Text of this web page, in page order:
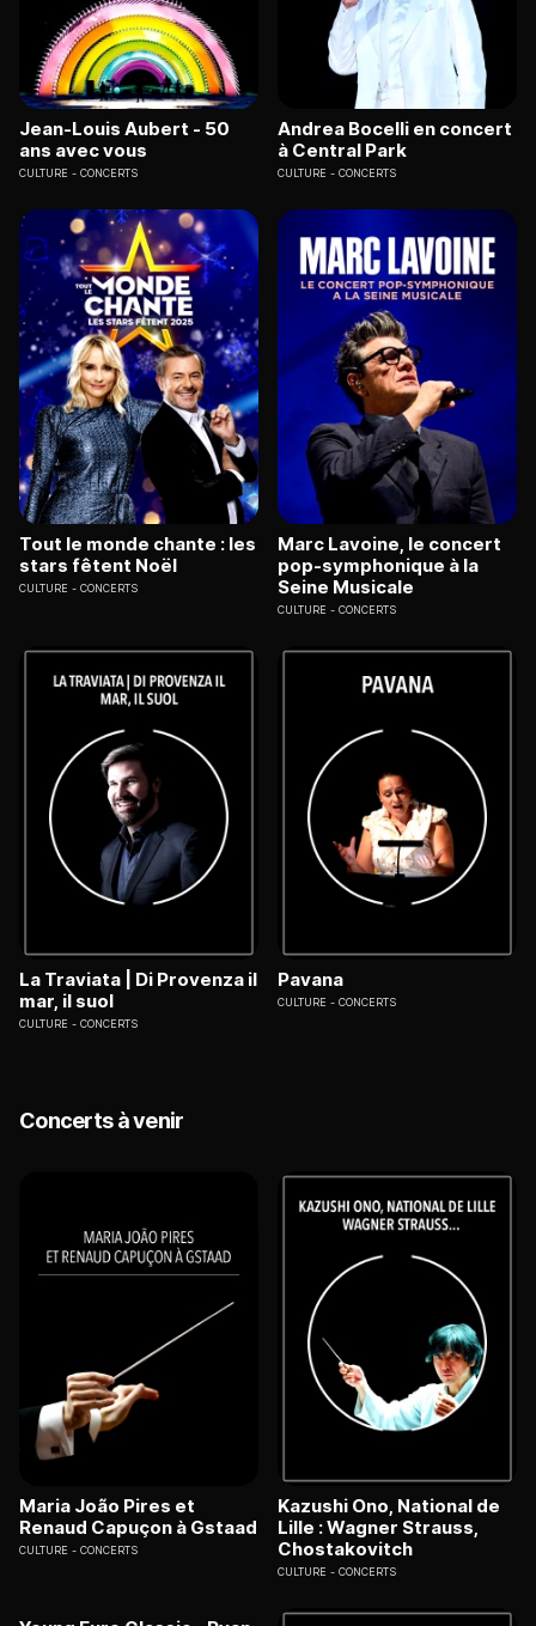
Jean-Louis Aubert - 50
ans avec vous
CULTURE CONCERTS
Andrea Bocelli en concert
à Central Park
CULTURE CONCERTS
Tout le monde chante : les
stars fêtent Noël
CULTURE CONCERTS
Marc Lavoine, le concert
pop-symphonique à la
Seine Musicale
CULTURE CONCERTS
La Traviata | Di Provenza il
mar, il suol
CULTURE CONCERTS
Pavana
CULTURE CONCERTS
Concerts à venir
Maria João Pires et
Renaud Capuçon à Gstaad
CULTURE CONCERTS
Kazushi Ono, National de
Lille : Wagner Strauss,
Chostakovitch
CULTURE CONCERTS